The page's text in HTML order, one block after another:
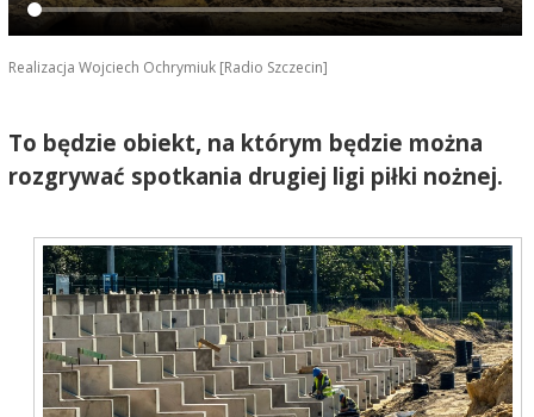
Realizacja Wojciech Ochrymiuk [Radio Szczecin]
To będzie obiekt, na którym będzie można
rozgrywać spotkania drugiej ligi piłki nożnej.